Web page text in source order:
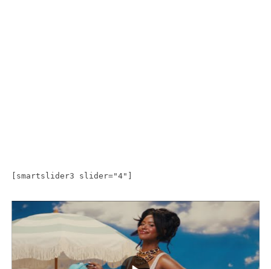
[smartslider3 slider="4"]